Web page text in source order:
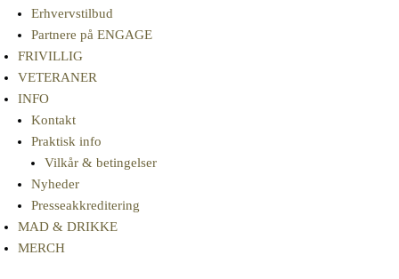
Erhvervstilbud
Partnere på ENGAGE
FRIVILLIG
VETERANER
INFO
Kontakt
Praktisk info
Vilkår & betingelser
Nyheder
Presseakkreditering
MAD & DRIKKE
MERCH